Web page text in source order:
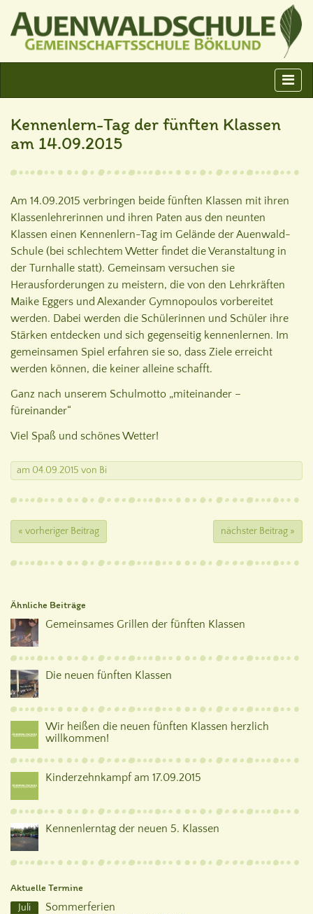
Kennenlern-Tag der fünften Klassen
am 14.09.2015
Am 14.09.2015 verbringen beide fünften Klassen mit ihren
Klassenlehrerinnen und ihren Paten aus den neunten
Klassen einen Kennenlern-Tag im Gelände der Auenwald-
Schule (bei schlechtem Wetter findet die Veranstaltung in
der Turnhalle statt). Gemeinsam versuchen sie
Herausforderungen zu meistern, die von den Lehrkräften
Maike Eggers und Alexander Gymnopoulos vorbereitet
werden. Dabei werden die Schülerinnen und Schüler ihre
Stärken entdecken und sich gegenseitig kennenlernen. Im
gemeinsamen Spiel erfahren sie so, dass Ziele erreicht
werden können, die keiner alleine schafft.
Ganz nach unserem Schulmotto „miteinander –
füreinander“
Viel Spaß und schönes Wetter!
am 04.09.2015 von Bi
« vorheriger Beitrag nächster Beitrag »
Ähnliche Beiträge
Gemeinsames Grillen der fünften Klassen
Die neuen fünften Klassen
Wir heißen die neuen fünften Klassen herzlich
willkommen!
Kinderzehnkampf am 17.09.2015
Kennenlerntag der neuen 5. Klassen
Aktuelle Termine
Juli Sommerferien